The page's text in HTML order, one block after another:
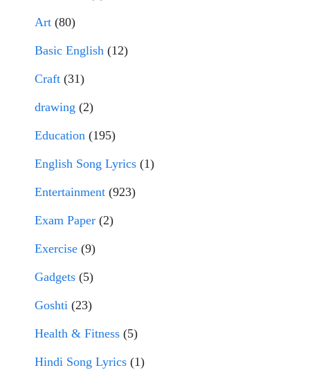
Art (80)
Basic English (12)
Craft (31)
drawing (2)
Education (195)
English Song Lyrics (1)
Entertainment (923)
Exam Paper (2)
Exercise (9)
Gadgets (5)
Goshti (23)
Health & Fitness (5)
Hindi Song Lyrics (1)